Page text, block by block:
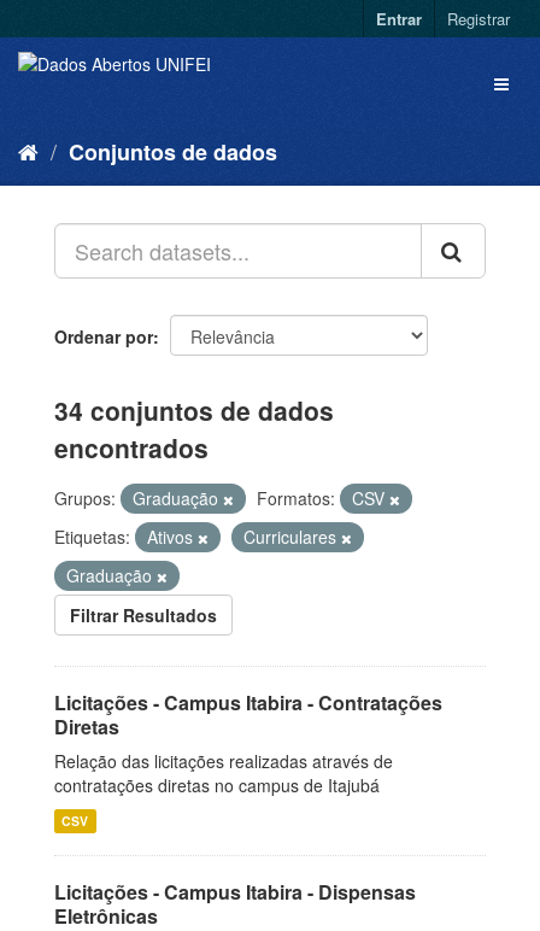
Entrar Registrar
Conjuntos de dados
Ordenar por
34 conjuntos de dados
encontrados
Grupos: Graduação Formatos:
CSV
Etiquetas:
Ativos
Curriculares
Graduação
Filtrar Resultados
Licitações - Campus Itabira - Contratações
Diretas
Relação das licitações realizadas através de
contratações diretas no campus de Itajubá
CSV
Licitações - Campus Itabira - Dispensas
Eletrônicas